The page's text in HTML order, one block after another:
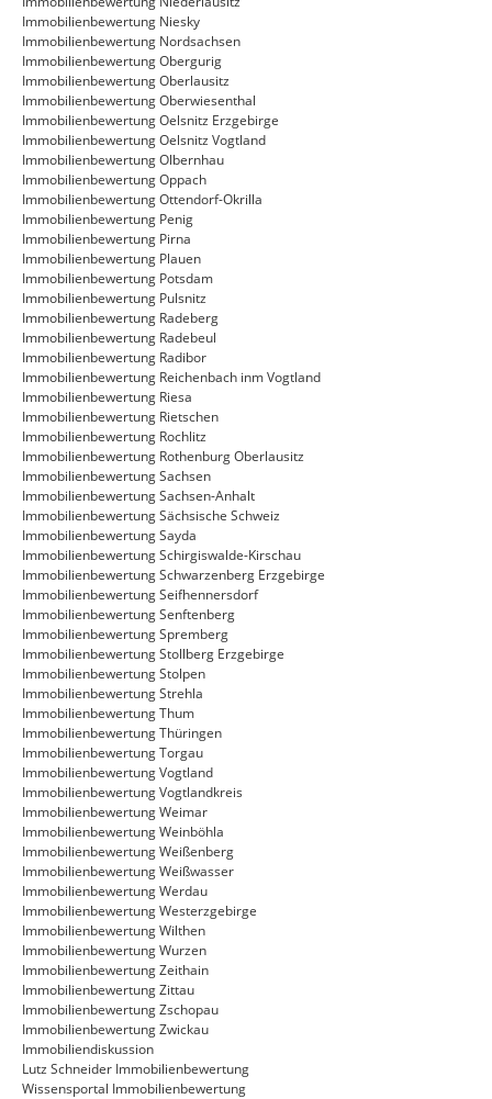
Immobilienbewertung Niesky
Immobilienbewertung Nordsachsen
Immobilienbewertung Obergurig
Immobilienbewertung Oberlausitz
Immobilienbewertung Oberwiesenthal
Immobilienbewertung Oelsnitz Erzgebirge
Immobilienbewertung Oelsnitz Vogtland
Immobilienbewertung Olbernhau
Immobilienbewertung Oppach
Immobilienbewertung Ottendorf-Okrilla
Immobilienbewertung Penig
Immobilienbewertung Pirna
Immobilienbewertung Plauen
Immobilienbewertung Potsdam
Immobilienbewertung Pulsnitz
Immobilienbewertung Radeberg
Immobilienbewertung Radebeul
Immobilienbewertung Radibor
Immobilienbewertung Reichenbach inm Vogtland
Immobilienbewertung Riesa
Immobilienbewertung Rietschen
Immobilienbewertung Rochlitz
Immobilienbewertung Rothenburg Oberlausitz
Immobilienbewertung Sachsen
Immobilienbewertung Sachsen-Anhalt
Immobilienbewertung Sächsische Schweiz
Immobilienbewertung Sayda
Immobilienbewertung Schirgiswalde-Kirschau
Immobilienbewertung Schwarzenberg Erzgebirge
Immobilienbewertung Seifhennersdorf
Immobilienbewertung Senftenberg
Immobilienbewertung Spremberg
Immobilienbewertung Stollberg Erzgebirge
Immobilienbewertung Stolpen
Immobilienbewertung Strehla
Immobilienbewertung Thum
Immobilienbewertung Thüringen
Immobilienbewertung Torgau
Immobilienbewertung Vogtland
Immobilienbewertung Vogtlandkreis
Immobilienbewertung Weimar
Immobilienbewertung Weinböhla
Immobilienbewertung Weißenberg
Immobilienbewertung Weißwasser
Immobilienbewertung Werdau
Immobilienbewertung Westerzgebirge
Immobilienbewertung Wilthen
Immobilienbewertung Wurzen
Immobilienbewertung Zeithain
Immobilienbewertung Zittau
Immobilienbewertung Zschopau
Immobilienbewertung Zwickau
Immobiliendiskussion
Lutz Schneider Immobilienbewertung
Wissensportal Immobilienbewertung